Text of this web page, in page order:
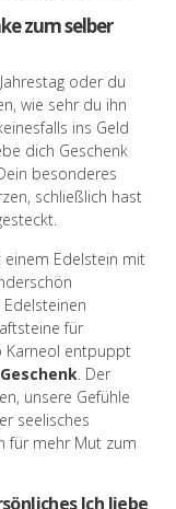
zum selber
oder du
wie sehr du ihn
ins Geld
dich Geschenk
besonderes
schließlich hast
Edelstein mit
für
Karneol entpuppt
. Der
unsere Gefühle
seelisches
für mehr Mut zum
Ich liebe